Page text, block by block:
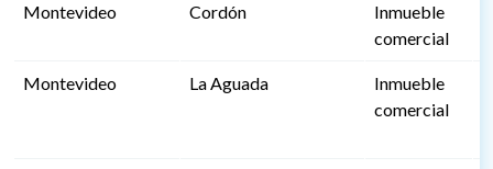
Montevideo Cordón
Inmueble
comercial
Montevideo La Aguada
Inmueble
comercial